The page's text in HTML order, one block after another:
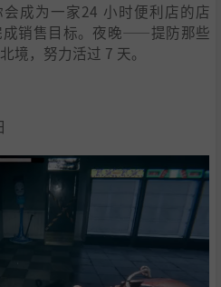
成为一家24 小时便利店的店
销售目标。夜晚——提防那些
境，努力活过 7 天。